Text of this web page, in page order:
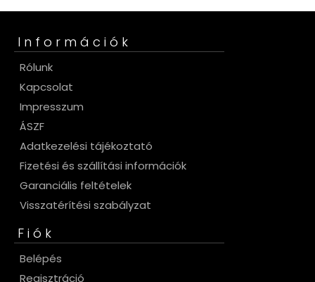
Információk
Rólunk
Kapcsolat
Impresszum
ÁSZF
Adatkezelési tájékoztató
Fizetési és szállítási információk
Garanciális feltételek
Visszatérítési szabályzat
Fiók
Belépés
Regisztráció